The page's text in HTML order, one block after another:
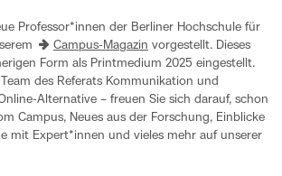
Professor*innen der Berliner Hochschule für
Campus-Magazin vorgestellt. Dieses
Form als Printmedium 2025 eingestellt.
des Referats Kommunikation und
Alternative – freuen Sie sich darauf, schon
Campus, Neues aus der Forschung, Einblicke
mit Expert*innen und vieles mehr auf unserer